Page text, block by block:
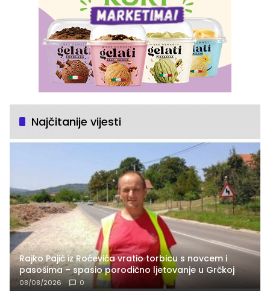
Najčitanije vijesti
Rajko Pajić iz Roćevića vratio torbicu s novcem i
pasošima – spasio porodično ljetovanje u Grčkoj
08/08/2026 0